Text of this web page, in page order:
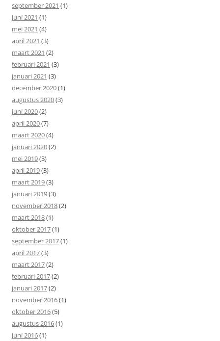
september 2021 (1)
juni 2021 (1)
mei 2021 (4)
april 2021 (3)
maart 2021 (2)
februari 2021 (3)
januari 2021 (3)
december 2020(1)
augustus 2020(3)
juni 2020(2)
april 2020(7)
maart 2020(4)
januari 2020(2)
mei 2019(3)
april 2019(3)
maart 2019(3)
januari 2019(3)
november 2018(2)
maart 2018(1)
oktober 2017(1)
september 2017(1)
april 2017(3)
maart 2017(2)
februari 2017(2)
januari 2017(2)
november 2016(1)
oktober 2016(5)
augustus 2016(1)
juni 2016(1)